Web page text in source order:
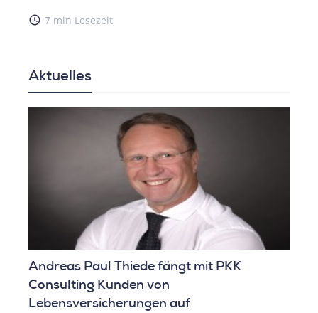
access_time 7 min Lesezeit
Aktuelles
fängt mit PKK
von
auf
Elon Musk kürzt für
Elon Musk kürzt für Donald